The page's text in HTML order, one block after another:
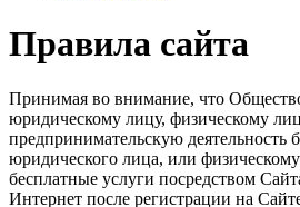
Правила сайта
Принимая во внимание, что
юридическому лицу, физическому
предпринимательскую деятельность
юридического лица, или
бесплатные услуги посредством
Интернет после регистрации на